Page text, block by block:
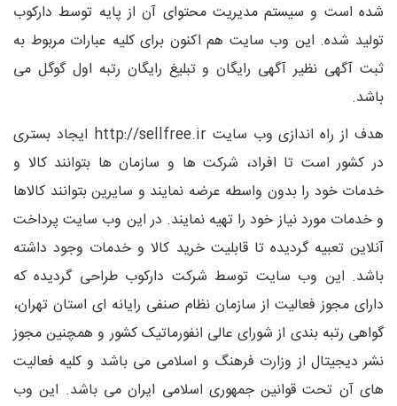
شده است و سیستم مدیریت محتوای آن از پایه توسط دارکوب
تولید شده. این وب سایت هم اکنون برای کلیه عبارات مربوط به
ثبت آگهی نظیر آگهی رایگان و تبلیغ رایگان رتبه اول گوگل می
باشد.
هدف از راه اندازی وب سایت http://sellfree.ir ایجاد بستری
در کشور است تا افراد، شرکت ها و سازمان ها بتوانند کالا و
خدمات خود را بدون واسطه عرضه نمایند و سایرین بتوانند کالاها
و خدمات مورد نیاز خود را تهیه نمایند. در این وب سایت پرداخت
آنلاین تعبیه گردیده تا قابلیت خرید کالا و خدمات وجود داشته
باشد. این وب سایت توسط شرکت دارکوب طراحی گردیده که
دارای مجوز فعالیت از سازمان نظام صنفی رایانه ای استان تهران،
گواهی رتبه بندی از شورای عالی انفورماتیک کشور و همچنین مجوز
نشر دیجیتال از وزارت فرهنگ و اسلامی می باشد و کلیه فعالیت
های آن تحت قوانین جمهوری اسلامی ایران می باشد. این وب